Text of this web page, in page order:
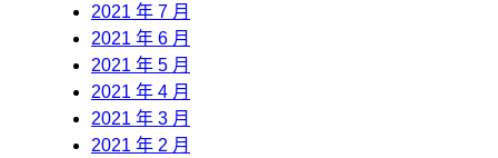
2021 年 7 月
2021 年 6 月
2021 年 5 月
2021 年 4 月
2021 年 3 月
2021 年 2 月